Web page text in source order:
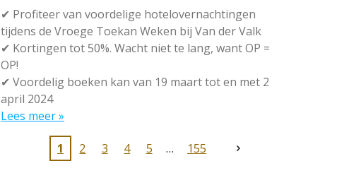
✔ Profiteer van voordelige hotelovernachtingen
tijdens de Vroege Toekan Weken bij Van der Valk
✔ Kortingen tot 50%. Wacht niet te lang, want OP =
OP!
✔ Voordelig boeken kan van 19 maart tot en met 2
april 2024
Lees meer »
1 2 3 4 5 155